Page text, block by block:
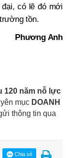
có lẽ đó mới
tồn.
Phương Anh
120 năm nỗ lực
mục DOANH
thông tin qua
Chia sẻ